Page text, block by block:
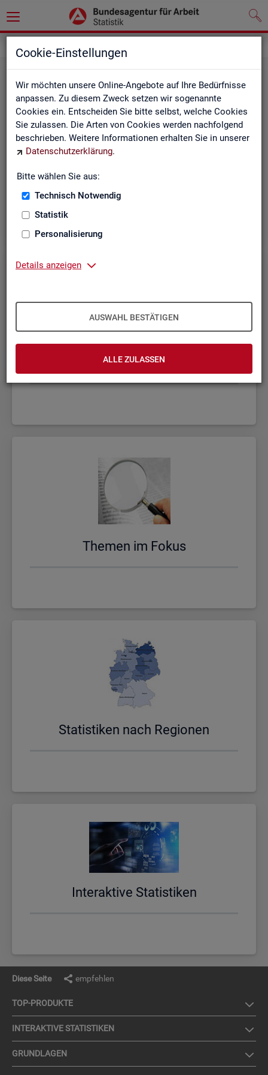
Cookie-Einstellungen
Wir möchten unsere Online-Angebote auf Ihre Bedürfnisse
anpassen. Zu diesem Zweck setzen wir sogenannte
Cookies ein. Entscheiden Sie bitte selbst, welche Cookies
Sie zulassen. Die Arten von Cookies werden nachfolgend
beschrieben. Weitere Informationen erhalten Sie in unserer
Datenschutzerklärung.
Bitte wählen Sie aus:
Technisch Notwendig
Statistik
Personalisierung
Details anzeigen
AUSWAHL BESTÄTIGEN
ALLE ZULASSEN
Rund­schau Ar­beits­markt
Fach­sta­tis­ti­ken
The­men im Fokus
Sta­tis­ti­ken nach Re­gio­nen
In­ter­ak­ti­ve Sta­tis­ti­ken
Diese Seite empfehlen
TOP-PRO­DUK­TE
IN­TER­AK­TI­VE STA­TIS­TI­KEN
GRUND­LA­GEN